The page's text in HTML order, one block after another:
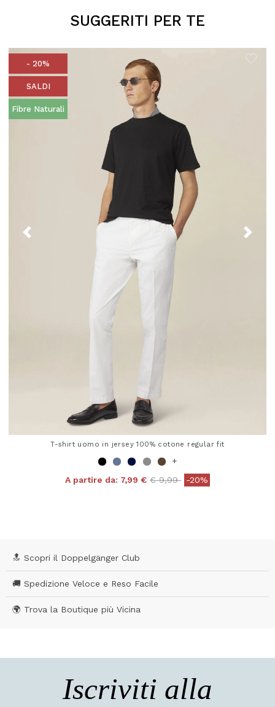
SUGGERITI PER TE
- 20%
SALDI
Fibre Naturali
T-shirt uomo in jersey 100% cotone regular fit
+
A partire da: 7,99 € Price reduced from
€ 9,99to-20%
🔝 Scopri il Doppelgänger Club
🚚 Spedizione Veloce e Reso Facile
🌍 Trova la Boutique più Vicina
Iscriviti alla